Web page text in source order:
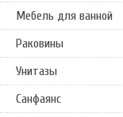
Мебель для ванной
Раковины
Унитазы
Санфаянс